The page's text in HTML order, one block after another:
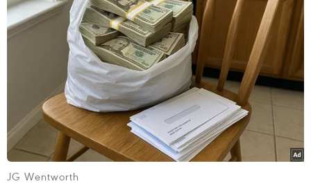
JG Wentworth